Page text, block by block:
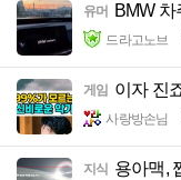
유머 BMW
드라고노브
게임 이자 진
사랑방손님
지식 용아맥,